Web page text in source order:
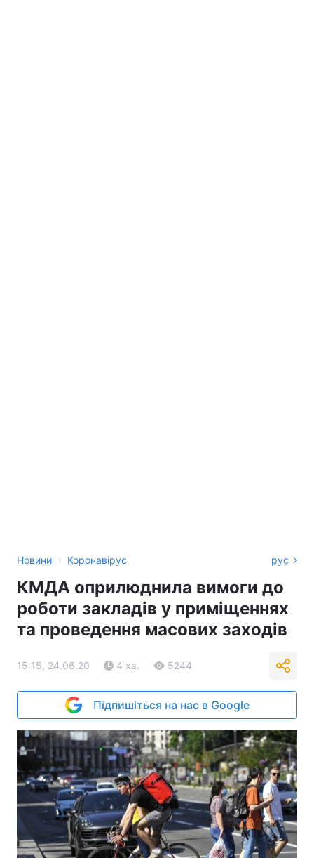
Новини › Коронавірус рус
КМДА оприлюднила вимоги до
роботи закладів у приміщеннях
та проведення масових заходів
15:15, 24.06.20 4 хв. 5244
Підпишіться на нас в Google